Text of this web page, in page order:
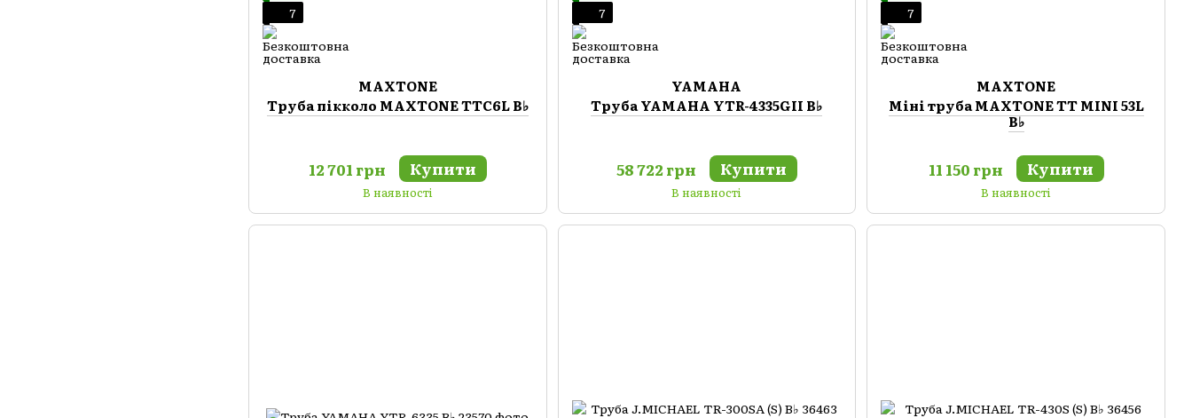
7
MAXTONE
Труба пікколо MAXTONE TTC6L B♭
12 701 грн Купити
В наявності
7
YAMAHA
Труба YAMAHA YTR-4335GII B♭
58 722 грн Купити
В наявності
7
MAXTONE
Міні труба MAXTONE TT MINI 53L
B♭
11 150 грн Купити
В наявності